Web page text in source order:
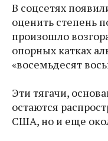
В соцсетях
оценить степень
произошло
опорных катках
«восемьдесят
Эти тягачи,
остаются
США, но и еще